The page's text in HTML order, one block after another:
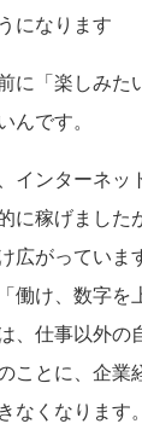
になります
に「楽しみた
んです。
インターネッ
に稼げました
広がっていま
働け、数字を
、仕事以外の
ことに、企業
なくなります。